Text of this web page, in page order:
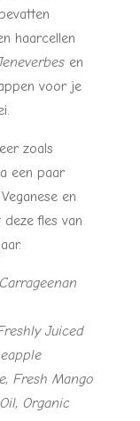
haarcellen
en
voor je
zoals
een paar
en
fles van
Juiced
Fresh Mango
Organic